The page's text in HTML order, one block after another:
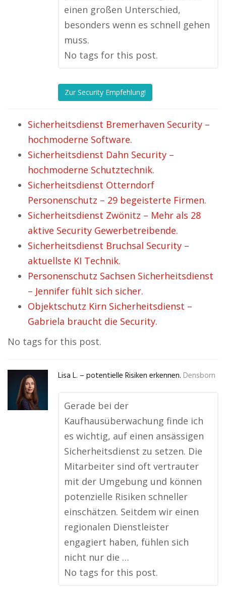
einen großen Unterschied,
besonders wenn es schnell gehen
muss.
No tags for this post.
Zur Security Empfehlung!
Sicherheitsdienst Bremerhaven Security –
hochmoderne Software.
Sicherheitsdienst Dahn Security –
hochmoderne Schutztechnik.
Sicherheitsdienst Otterndorf
Personenschutz – 29 begeisterte Firmen.
Sicherheitsdienst Zwönitz – Mehr als 28
aktive Security Gewerbetreibende.
Sicherheitsdienst Bruchsal Security –
aktuellste KI Technik.
Personenschutz Sachsen Sicherheitsdienst
– Jennifer fühlt sich sicher.
Objektschutz Kirn Sicherheitsdienst –
Gabriela braucht die Security.
No tags for this post.
Lisa L. – potentielle Risiken erkennen. Densborn
Gerade bei der
Kaufhausüberwachung finde ich
es wichtig, auf einen ansässigen
Sicherheitsdienst zu setzen. Die
Mitarbeiter sind oft vertrauter
mit der Umgebung und können
potenzielle Risiken schneller
einschätzen. Seitdem wir einen
regionalen Dienstleister
engagiert haben, fühlen sich
nicht nur die …
No tags for this post.